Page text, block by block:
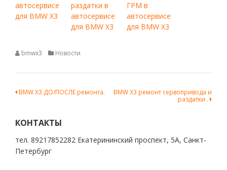
автосервисе
для BMW X3
раздатки в
автосервисе
для BMW X3
ГРМ в
автосервисе
для BMW X3
bmwx3 Новости
Навигация
записям
BMW X3 ДО/ПОСЛЕ ремонта.
BMW X3 ремонт сервопривода и
раздатки .
КОНТАКТЫ
тел. 89217852282 Екатерининский проспект, 5А, Санкт-
Петербург